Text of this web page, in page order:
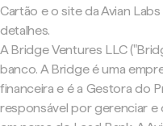
Cartão e o site da Avian Labs
detalhes.
A Bridge Ventures LLC
banco. A Bridge é uma
financeira e é a Gestora do
responsável por gerenciar e